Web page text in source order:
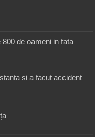
de oameni in fata
si a facut accident